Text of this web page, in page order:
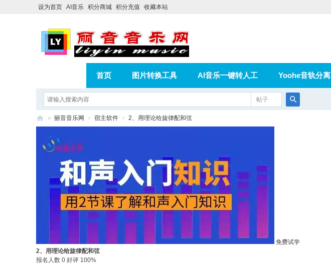
设为首页 AI音乐 积分商城 积分充值 收藏本站
首页 图片转换工具 AI音乐一键转人工 Yoohe音轨分离
在线论坛
相册 分享 记录
帖子
» 丽音音乐网 › 宿主软件 › 2、用理论给旋律配和弦
免费试学
2、用理论给旋律配和弦
报名人数 0 好评 100%